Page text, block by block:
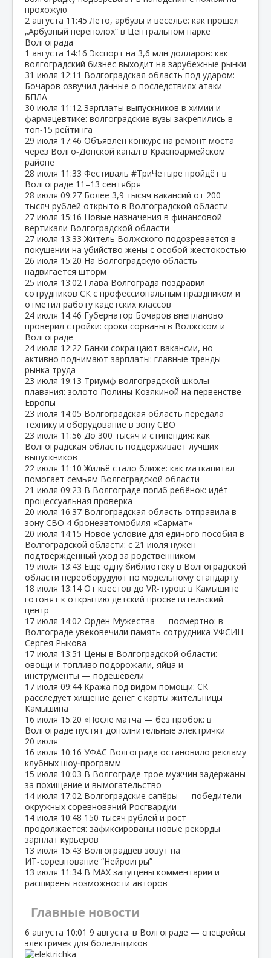
прохожую
2 августа 11:45 Лето, арбузы и веселье: как прошёл
„Арбузный переполох“ в Центральном парке
Волгограда
1 августа 14:16 Экспорт на 3,6 млн долларов: как
волгоградский бизнес выходит на зарубежные рынки
31 июля 12:11 Волгоградская область под ударом:
Бочаров озвучил данные о последствиях атаки
БПЛА
30 июля 11:12 Зарплаты выпускников в химии и
фармацевтике: волгоградские вузы закрепились в
топ‑15 рейтинга
29 июля 17:46 Объявлен конкурс на ремонт моста
через Волго‑Донской канал в Красноармейском
районе
28 июля 11:33 Фестиваль #ТриЧетыре пройдёт в
Волгограде 11–13 сентября
28 июля 09:27 Более 3,9 тысяч вакансий от 200
тысяч рублей открыто в Волгоградской области
27 июля 15:16 Новые назначения в финансовой
вертикали Волгоградской области
27 июля 13:33 Житель Волжского подозревается в
покушении на убийство жены с особой жестокостью
26 июля 15:20 На Волгоградскую область
надвигается шторм
25 июля 13:02 Глава Волгограда поздравил
сотрудников СК с профессиональным праздником и
отметил работу кадетских классов
24 июля 14:46 Губернатор Бочаров внепланово
проверил стройки: сроки сорваны в Волжском и
Волгограде
24 июля 12:22 Банки сокращают вакансии, но
активно поднимают зарплаты: главные тренды
рынка труда
23 июля 19:13 Триумф волгоградской школы
плавания: золото Полины Козякиной на первенстве
Европы
23 июля 14:05 Волгоградская область передала
технику и оборудование в зону СВО
23 июля 11:56 До 300 тысяч и стипендия: как
Волгоградская область поддерживает лучших
выпускников
22 июля 11:10 Жильё стало ближе: как маткапитал
помогает семьям Волгоградской области
21 июля 09:23 В Волгограде погиб ребёнок: идёт
процессуальная проверка
20 июля 16:37 Волгоградская область отправила в
зону СВО 4 бронеавтомобиля «Сармат»
20 июля 14:15 Новое условие для единого пособия в
Волгоградской области: с 21 июля нужен
подтверждённый уход за родственником
19 июля 13:43 Ещё одну библиотеку в Волгоградской
области переоборудуют по модельному стандарту
18 июля 13:14 От квестов до VR‑туров: в Камышине
готовят к открытию детский просветительский
центр
17 июля 14:02 Орден Мужества — посмертно: в
Волгограде увековечили память сотрудника УФСИН
Сергея Рыкова
17 июля 13:51 Цены в Волгоградской области:
овощи и топливо подорожали, яйца и
инструменты — подешевели
17 июля 09:44 Кража под видом помощи: СК
расследует хищение денег с карты жительницы
Камышина
16 июля 15:20 «После матча — без пробок: в
Волгограде пустят дополнительные электрички
20 июля
16 июля 10:16 УФАС Волгограда остановило рекламу
клубных шоу‑программ
15 июля 10:03 В Волгограде трое мужчин задержаны
за похищение и вымогательство
14 июля 17:02 Волгоградские сапёры — победители
окружных соревнований Росгвардии
14 июля 10:48 150 тысяч рублей и рост
продолжается: зафиксированы новые рекорды
зарплат курьеров
13 июля 15:43 Волгоградцев зовут на
ИТ‑соревнование “Нейроигры”
13 июля 11:34 В МАХ запущены комментарии и
расширены возможности авторов
Главные новости
6 августа 10:01 9 августа: в Волгограде — спецрейсы
электричек для болельщиков